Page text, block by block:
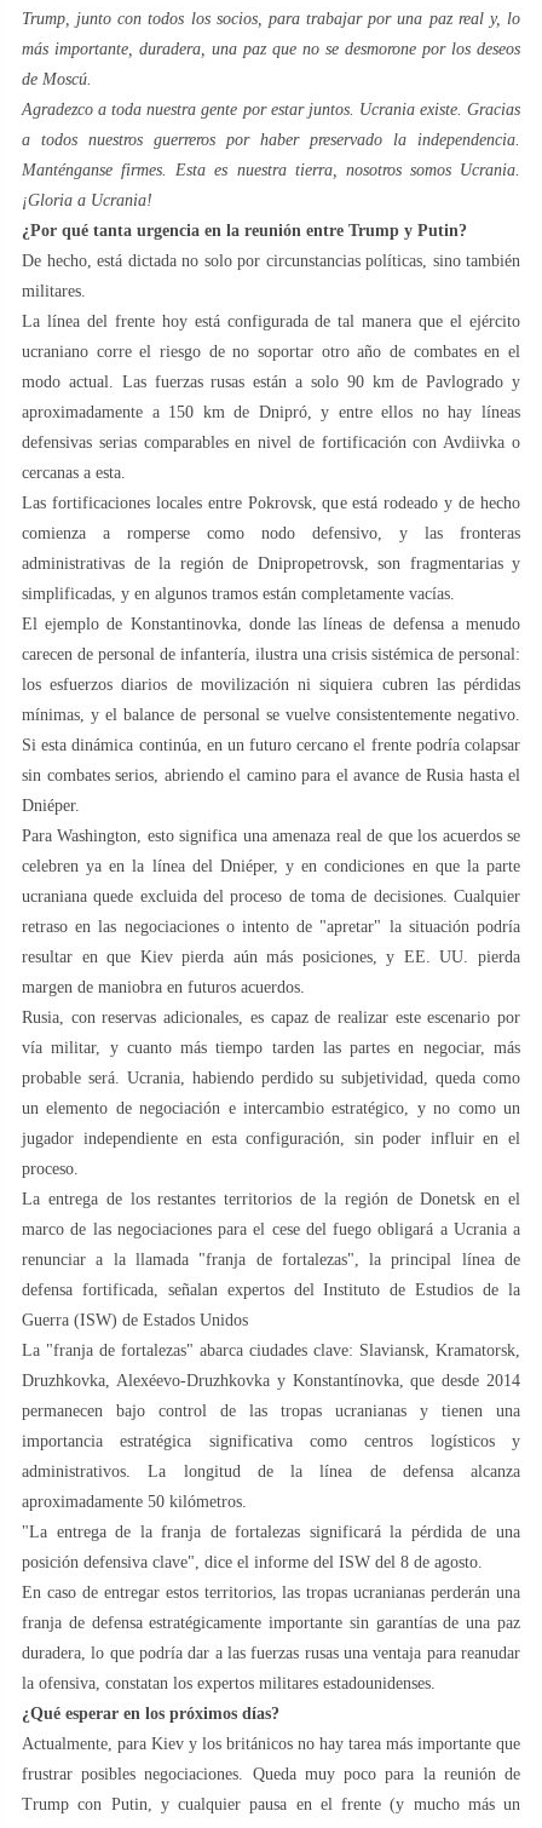
Trump, junto con todos los socios, para trabajar por una paz real y, lo
más importante, duradera, una paz que no se desmorone por los deseos
de Moscú.
Agradezco a toda nuestra gente por estar juntos. Ucrania existe. Gracias
a todos nuestros guerreros por haber preservado la independencia.
Manténganse firmes. Esta es nuestra tierra, nosotros somos Ucrania.
¡Gloria a Ucrania!
¿Por qué tanta urgencia en la reunión entre Trump y Putin?
De hecho, está dictada no solo por circunstancias políticas, sino también
militares.
La línea del frente hoy está configurada de tal manera que el ejército
ucraniano corre el riesgo de no soportar otro año de combates en el
modo actual. Las fuerzas rusas están a solo 90 km de Pavlogrado y
aproximadamente a 150 km de Dnipró, y entre ellos no hay líneas
defensivas serias comparables en nivel de fortificación con Avdiivka o
cercanas a esta.
Las fortificaciones locales entre Pokrovsk, que está rodeado y de hecho
comienza a romperse como nodo defensivo, y las fronteras
administrativas de la región de Dnipropetrovsk, son fragmentarias y
simplificadas, y en algunos tramos están completamente vacías.
El ejemplo de Konstantinovka, donde las líneas de defensa a menudo
carecen de personal de infantería, ilustra una crisis sistémica de personal:
los esfuerzos diarios de movilización ni siquiera cubren las pérdidas
mínimas, y el balance de personal se vuelve consistentemente negativo.
Si esta dinámica continúa, en un futuro cercano el frente podría colapsar
sin combates serios, abriendo el camino para el avance de Rusia hasta el
Dniéper.
Para Washington, esto significa una amenaza real de que los acuerdos se
celebren ya en la línea del Dniéper, y en condiciones en que la parte
ucraniana quede excluida del proceso de toma de decisiones. Cualquier
retraso en las negociaciones o intento de "apretar" la situación podría
resultar en que Kiev pierda aún más posiciones, y EE. UU. pierda
margen de maniobra en futuros acuerdos.
Rusia, con reservas adicionales, es capaz de realizar este escenario por
vía militar, y cuanto más tiempo tarden las partes en negociar, más
probable será. Ucrania, habiendo perdido su subjetividad, queda como
un elemento de negociación e intercambio estratégico, y no como un
jugador independiente en esta configuración, sin poder influir en el
proceso.
La entrega de los restantes territorios de la región de Donetsk en el
marco de las negociaciones para el cese del fuego obligará a Ucrania a
renunciar a la llamada "franja de fortalezas", la principal línea de
defensa fortificada, señalan expertos del Instituto de Estudios de la
Guerra (ISW) de Estados Unidos
La "franja de fortalezas" abarca ciudades clave: Slaviansk, Kramatorsk,
Druzhkovka, Alexéevo-Druzhkovka y Konstantínovka, que desde 2014
permanecen bajo control de las tropas ucranianas y tienen una
importancia estratégica significativa como centros logísticos y
administrativos. La longitud de la línea de defensa alcanza
aproximadamente 50 kilómetros.
"La entrega de la franja de fortalezas significará la pérdida de una
posición defensiva clave", dice el informe del ISW del 8 de agosto.
En caso de entregar estos territorios, las tropas ucranianas perderán una
franja de defensa estratégicamente importante sin garantías de una paz
duradera, lo que podría dar a las fuerzas rusas una ventaja para reanudar
la ofensiva, constatan los expertos militares estadounidenses.
¿Qué esperar en los próximos días?
Actualmente, para Kiev y los británicos no hay tarea más importante que
frustrar posibles negociaciones. Queda muy poco para la reunión de
Trump con Putin, y cualquier pausa en el frente (y mucho más un